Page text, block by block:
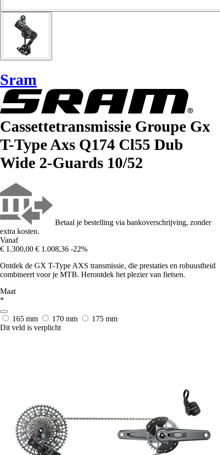
Sram
Cassettetransmissie Groupe Gx
T-Type Axs Q174 Cl55 Dub
Wide 2-Guards 10/52
Betaal je bestelling via bankoverschrijving, zonder
extra kosten.
Vanaf
€ 1.300,00 € 1.008,36 -22%
Ontdek de GX T-Type AXS transmissie, die prestaties en robuustheid
combineert voor je MTB. Herontdek het plezier van fietsen.
Maat
*
165 mm 170 mm
175 mm
Dit veld is verplicht